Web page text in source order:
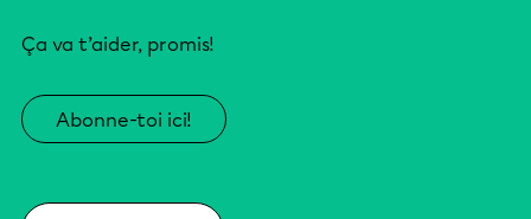
Ça va t’aider, promis!
Abonne-toi ici!